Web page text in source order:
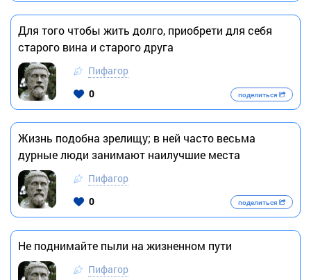
Для того чтобы жить долго, приобрети для себя
старого вина и старого друга
Пифагор
0
поделиться
Жизнь подобна зрелищу; в ней часто весьма
дурные люди занимают наилучшие места
Пифагор
0
поделиться
Не поднимайте пыли на жизненном пути
Пифагор